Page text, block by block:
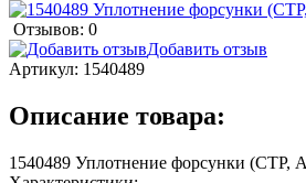
Отзывов: 0
Добавить отзыв
Артикул: 1540489
Описание товара:
1540489 Уплотнение форсунки (CTP,